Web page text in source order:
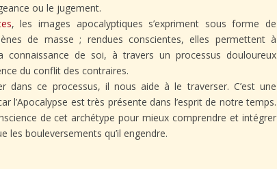
ou le jugement.
, les images apocalyptiques s’expriment sous forme de
de masse ; rendues conscientes, elles permettent à
connaissance de soi, à travers un processus douloureux
du conflit des contraires.
dans ce processus, il nous aide à le traverser. C’est une
l’Apocalypse est très présente dans l’esprit de notre temps.
de cet archétype pour mieux comprendre et intégrer
les bouleversements qu’il engendre.